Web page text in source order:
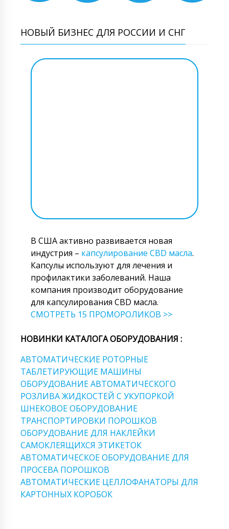
НОВЫЙ БИЗНЕС ДЛЯ РОССИИ И СНГ
В США активно развивается новая
индустрия – капсулирование CBD масла.
Капсулы используют для лечения и
профилактики заболеваний. Наша
компания производит оборудование
для капсулирования CBD масла.
СМОТРЕТЬ 15 ПРОМОРОЛИКОВ >>
НОВИНКИ КАТАЛОГА ОБОРУДОВАНИЯ :
АВТОМАТИЧЕСКИЕ РОТОРНЫЕ
ТАБЛЕТИРУЮЩИЕ МАШИНЫ
ОБОРУДОВАНИЕ АВТОМАТИЧЕСКОГО
РОЗЛИВА ЖИДКОСТЕЙ С УКУПОРКОЙ
ШНЕКОВОЕ ОБОРУДОВАНИЕ
ТРАНСПОРТИРОВКИ ПОРОШКОВ
ОБОРУДОВАНИЕ ДЛЯ НАКЛЕЙКИ
САМОКЛЕЯЩИХСЯ ЭТИКЕТОК
АВТОМАТИЧЕСКОЕ ОБОРУДОВАНИЕ ДЛЯ
ПРОСЕВА ПОРОШКОВ
АВТОМАТИЧЕСКИЕ ЦЕЛЛОФАНАТОРЫ ДЛЯ
КАРТОННЫХ КОРОБОК